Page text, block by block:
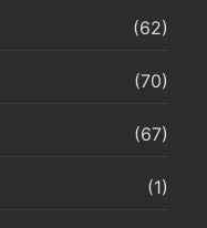
(62)
(70)
(67)
(1)